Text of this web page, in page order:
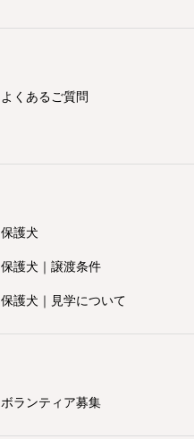
よくあるご質問
保護犬
保護犬｜譲渡条件
保護犬｜見学について
ボランティア募集